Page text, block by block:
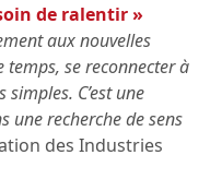
de ralentir »
aux nouvelles
temps, se reconnecter à
C’est une
une recherche de sens
des Industries